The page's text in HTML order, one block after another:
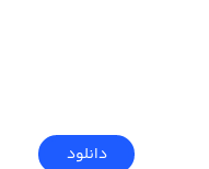
دانلود